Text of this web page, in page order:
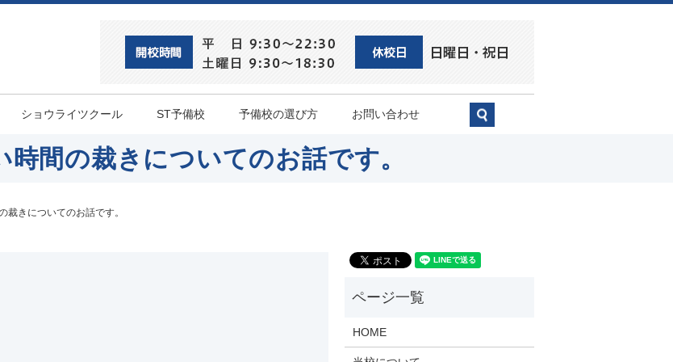
ショウライツクール ST予備校 予備校の選び方 お問い合わせ
search
時間の裁きについてのお話です。
裁きについてのお話です。
HOME